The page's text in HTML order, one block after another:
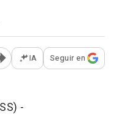
Abrir opciones para
IA Seguir en
-